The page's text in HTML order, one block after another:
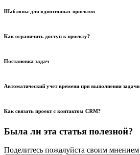
Шаблоны для однотипных проектов
Как ограничить доступ к проекту?
Постановка задач
Автоматический учет времени при выполнении задачи
Как связать проект с контактом CRM?
Была ли эта статья полезной?
Поделитесь пожалуйста своим мнением